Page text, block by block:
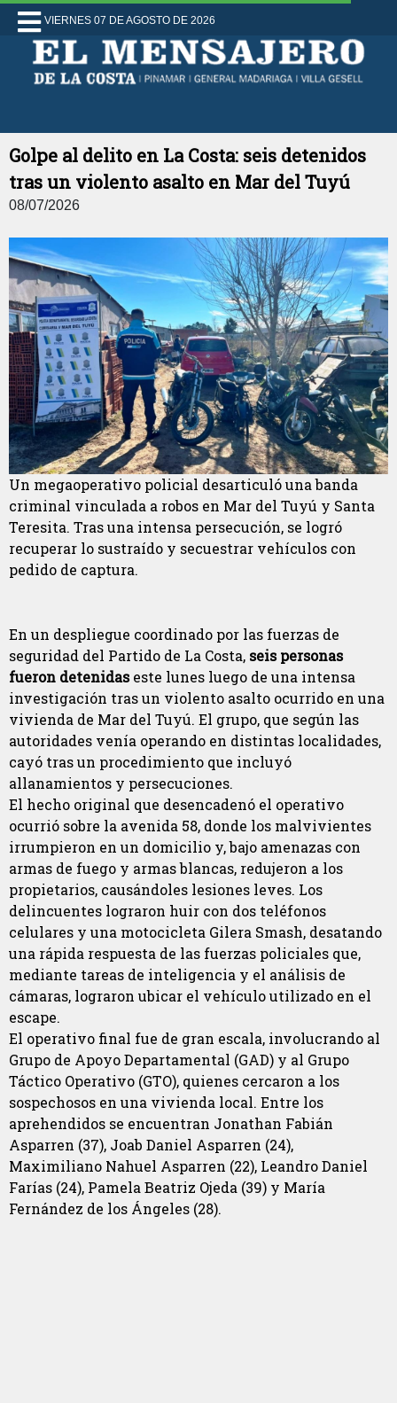
VIERNES 07 DE AGOSTO DE 2026
Golpe al delito en La Costa: seis detenidos
tras un violento asalto en Mar del Tuyú
08/07/2026
Un megaoperativo policial desarticuló una banda
criminal vinculada a robos en Mar del Tuyú y Santa
Teresita. Tras una intensa persecución, se logró
recuperar lo sustraído y secuestrar vehículos con
pedido de captura.
En un despliegue coordinado por las fuerzas de
seguridad del Partido de La Costa, seis personas
fueron detenidaseste lunes luego de una intensa
investigación tras un violento asalto ocurrido en una
vivienda de Mar del Tuyú. El grupo, que según las
autoridades venía operando en distintas localidades,
cayó tras un procedimiento que incluyó
allanamientos y persecuciones.
El hecho original que desencadenó el operativo
ocurrió sobre la avenida 58, donde los malvivientes
irrumpieron en un domicilio y, bajo amenazas con
armas de fuego y armas blancas, redujeron a los
propietarios, causándoles lesiones leves. Los
delincuentes lograron huir con dos teléfonos
celulares y una motocicleta Gilera Smash, desatando
una rápida respuesta de las fuerzas policiales que,
mediante tareas de inteligencia y el análisis de
cámaras, lograron ubicar el vehículo utilizado en el
escape.
El operativo final fue de gran escala, involucrando al
Grupo de Apoyo Departamental (GAD) y al Grupo
Táctico Operativo (GTO), quienes cercaron a los
sospechosos en una vivienda local. Entre los
aprehendidos se encuentran Jonathan Fabián
Asparren (37), Joab Daniel Asparren (24),
Maximiliano Nahuel Asparren (22), Leandro Daniel
Farías (24), Pamela Beatriz Ojeda (39) y María
Fernández de los Ángeles (28).